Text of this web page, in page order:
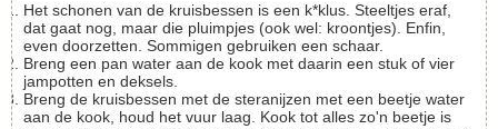
Het schonen van de kruisbessen is een k*klus. Steeltjes eraf,
dat gaat nog, maar die pluimpjes (ook wel: kroontjes). Enfin,
even doorzetten. Sommigen gebruiken een schaar.
Breng een pan water aan de kook met daarin een stuk of vier
jampotten en deksels.
Breng de kruisbessen met de steranijzen met een beetje water
aan de kook, houd het vuur laag. Kook tot alles zo'n beetje is